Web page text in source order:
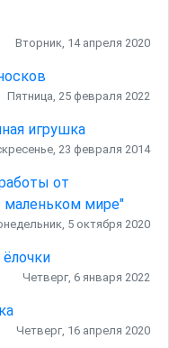
Вторник, 14 апреля 2020
Пятница, 25 февраля 2022
игрушка
23 февраля 2014
от
маленьком мире"
5 октября 2020
Четверг, 6 января 2022
Четверг, 16 апреля 2020